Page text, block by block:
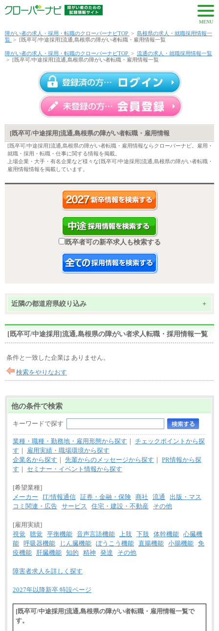
MENU
障がい者の求人・採用・転職のクローバーナビTOP > 島根県の求人・就職採用情報一
覧 > [既卒可/中途採用]流通,島根県の障がい者転職・雇用情報一覧
障がい者の求人・採用・転職のクローバーナビTOP > 流通の求人・就職採用情報一覧
> [既卒可/中途採用]流通,島根県の障がい者転職・雇用情報一覧
[既卒可/中途採用]流通,島根県の障がい者転職・雇用情報
[既卒可/中途採用]流通,島根県の障がい者転職・雇用情報ならクローバーナビ。雇用・
就職・採用・転職・仕事に関する情報を掲載。
上場企業・大手・有名企業など様々な[既卒可/中途採用]流通,島根県の障がい者転職・
雇用情報情報を掲載しています。
既卒者可の新卒求人も検索する
近隣の都道府県絞り込み +
[既卒可/中途採用]流通,島根県の障がい者求人転職・採用情報一覧
条件と一致した企業は ありません。
検索をやりなおす
他の条件で検索
キーワードで探す
業種・職種・勤務地・雇用形態から探す ｜ チェックポイントから探
す ｜
雇用実績・職場環境から探す
企業名から探す ｜ 先輩からのメッセージから探す ｜ PR情報から探
す ｜ セミナー・イベント情報から探す
[希望業種]
メーカー
IT/情報通信 証券・金融・保険 商社 流通
出版・マス
コミ関連・広告 サービス 住宅・建設・不動産 その他
[雇用実績]
視覚
聴覚 平衡機能 音声言語機能 上肢 下肢 体幹機能 心臓機
能 呼吸器機能 じん臓機能 ぼうこう機能 直腸機能 小腸機能 免
疫機能
肝臓機能 知的 精神 発達 その他
障害者求人を詳しく探す
2027年以降新卒 特設ページ
[既卒可/中途採用]流通,島根県の障がい者転職・雇用情報一覧で
す。